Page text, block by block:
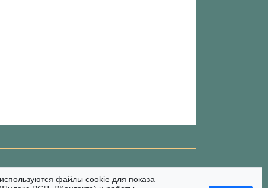
файлы cookie для показа